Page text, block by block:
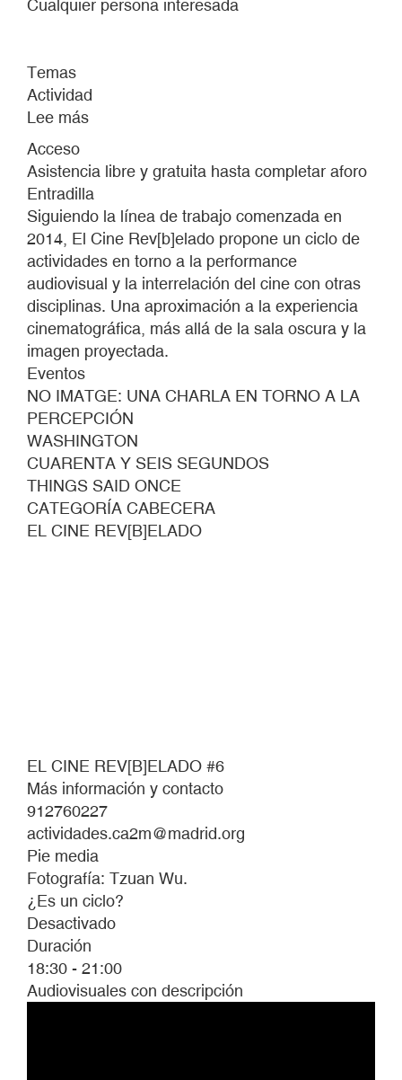
Cualquier persona interesada
Temas
Actividad
Lee más
CINE
REV[B]ELADO
#6
Acceso
Asistencia libre y gratuita hasta completar aforo
Entradilla
Siguiendo la línea de trabajo comenzada en
2014, El Cine Rev[b]elado propone un ciclo de
actividades en torno a la performance
audiovisual y la interrelación del cine con otras
disciplinas. Una aproximación a la experiencia
cinematográfica, más allá de la sala oscura y la
imagen proyectada.
Eventos
NO IMATGE: UNA CHARLA EN TORNO A LA
PERCEPCIÓN
WASHINGTON
CUARENTA Y SEIS SEGUNDOS
THINGS SAID ONCE
CATEGORÍA CABECERA
EL CINE REV[B]ELADO
EL CINE REV[B]ELADO #6
Más información y contacto
912760227
actividades.ca2m@madrid.org
Pie media
Fotografía: Tzuan Wu.
¿Es un ciclo?
Desactivado
Duración
18:30 - 21:00
Audiovisuales con descripción